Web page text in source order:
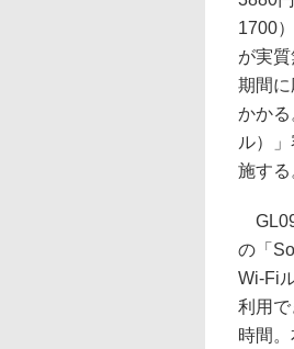
1700
が実
期間
かか
ル）
施する
の「
Wi-Fi
利用
時間